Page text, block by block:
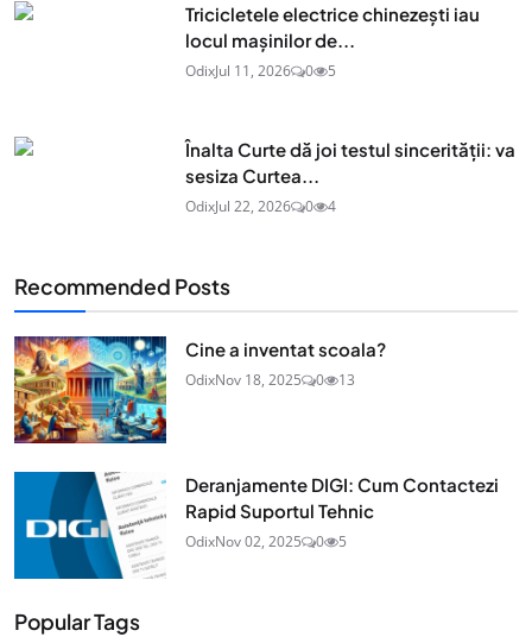
Tricicletele electrice chinezești iau
locul mașinilor de...
OdixJul 11, 2026 0 5
Înalta Curte dă joi testul sincerității: va
sesiza Curtea...
OdixJul 22, 2026 0 4
Recommended Posts
Cine a inventat scoala?
OdixNov 18, 2025 0 13
Deranjamente DIGI: Cum Contactezi
Rapid Suportul Tehnic
OdixNov 02, 2025 0 5
Popular Tags